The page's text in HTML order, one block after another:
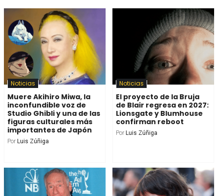
Noticias
Muere Akihiro Miwa, la
inconfundible voz de
Studio Ghibli y una de las
figuras culturales más
importantes de Japón
Por Luis Zúñiga
Noticias
El proyecto de la Bruja
de Blair regresa en 2027:
Lionsgate y Blumhouse
confirman reboot
Por Luis Zúñiga